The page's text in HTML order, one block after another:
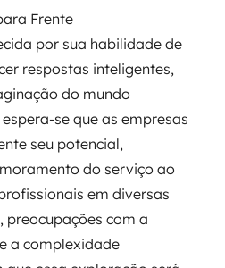
Frente
por sua habilidade de
respostas inteligentes,
do mundo
se que as empresas
seu potencial,
do serviço ao
em diversas
preocupações com a
a complexidade